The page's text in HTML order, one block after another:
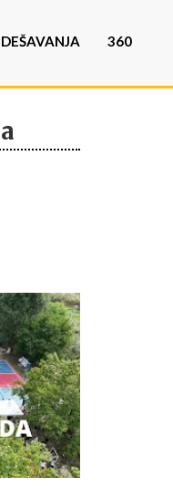
DEŠAVANJA 360